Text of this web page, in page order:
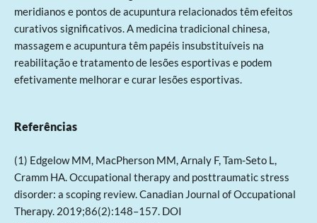
meridianos e pontos de acupuntura relacionados têm efeitos
curativos significativos. A medicina tradicional chinesa,
massagem e acupuntura têm papéis insubstituíveis na
reabilitação e tratamento de lesões esportivas e podem
efetivamente melhorar e curar lesões esportivas.
Referências
(1) Edgelow MM, MacPherson MM, Arnaly F, Tam-Seto L,
Cramm HA. Occupational therapy and posttraumatic stress
disorder: a scoping review. Canadian Journal of Occupational
Therapy. 2019;86(2):148–157. DOI